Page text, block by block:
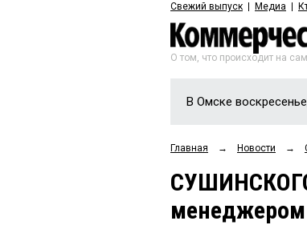
Свежий выпуск Медиа
О том, что происходит на
В Омске
Главная → Новости →